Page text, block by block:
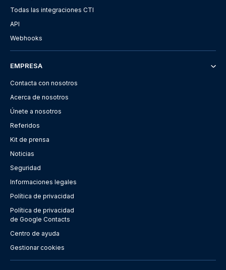
Todas las integraciones CTI
API
Webhooks
EMPRESA
Contacta con nosotros
Acerca de nosotros
Únete a nosotros
Referidos
Kit de prensa
Noticias
Seguridad
Informaciones legales
Política de privacidad
Política de privacidad
de Google Contacts
Centro de ayuda
Gestionar cookies